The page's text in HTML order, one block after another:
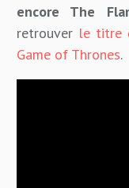
encore The
retrouver le titre
Game of Thrones.